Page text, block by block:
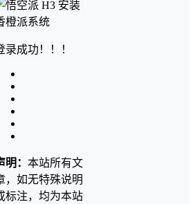
录成功！！！
明： 本站所有文
，如无特殊说明
标注，均为本站